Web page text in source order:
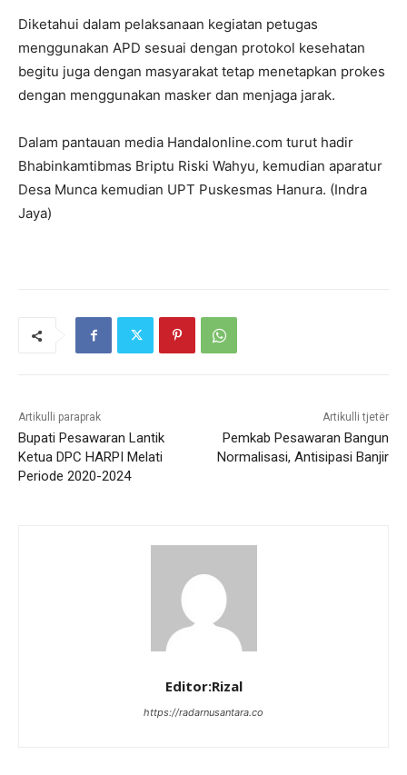
Diketahui dalam pelaksanaan kegiatan petugas
menggunakan APD sesuai dengan protokol kesehatan
begitu juga dengan masyarakat tetap menetapkan prokes
dengan menggunakan masker dan menjaga jarak.
Dalam pantauan media Handalonline.com turut hadir
Bhabinkamtibmas Briptu Riski Wahyu, kemudian aparatur
Desa Munca kemudian UPT Puskesmas Hanura. (Indra
Jaya)
Artikulli paraprak
Bupati Pesawaran Lantik
Ketua DPC HARPI Melati
Periode 2020-2024
Artikulli tjetër
Pemkab Pesawaran Bangun
Normalisasi, Antisipasi Banjir
Editor:Rizal
https://radarnusantara.co